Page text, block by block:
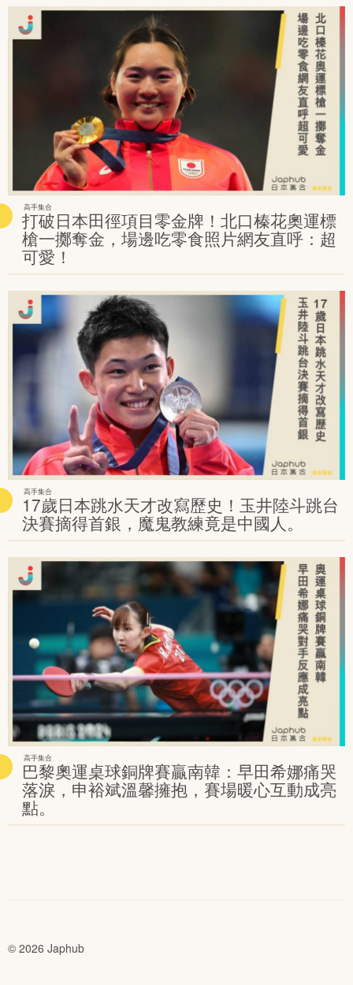
高手集合
打破日本田徑項目零金牌！北口榛花奧運標
槍一擲奪金，場邊吃零食照片網友直呼：超
可愛！
高手集合
17歲日本跳水天才改寫歷史！玉井陸斗跳台
決賽摘得首銀，魔鬼教練竟是中國人。
高手集合
巴黎奧運桌球銅牌賽贏南韓：早田希娜痛哭
落淚，申裕斌溫馨擁抱，賽場暖心互動成亮
點。
© 2026 Japhub